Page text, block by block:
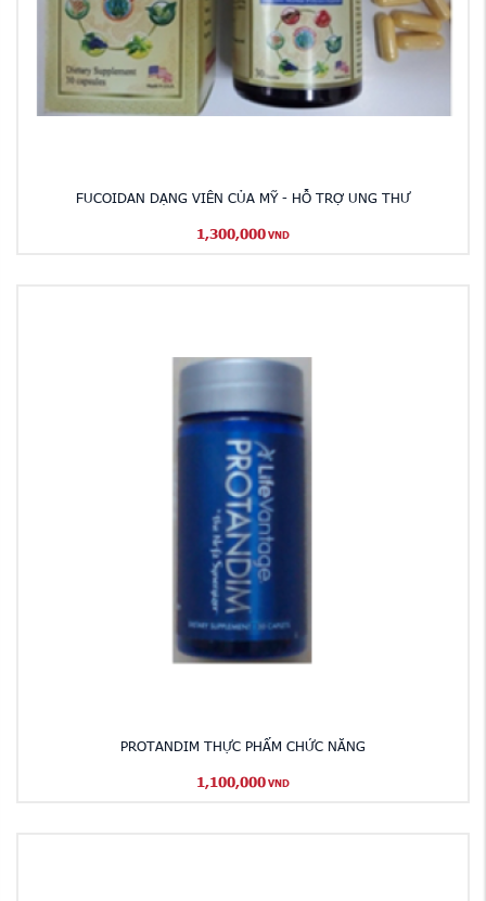
FUCOIDAN DẠNG VIÊN CỦA MỸ - HỖ TRỢ UNG THƯ
1,300,000 VND
PROTANDIM THỰC PHẨM CHỨC NĂNG
1,100,000 VND